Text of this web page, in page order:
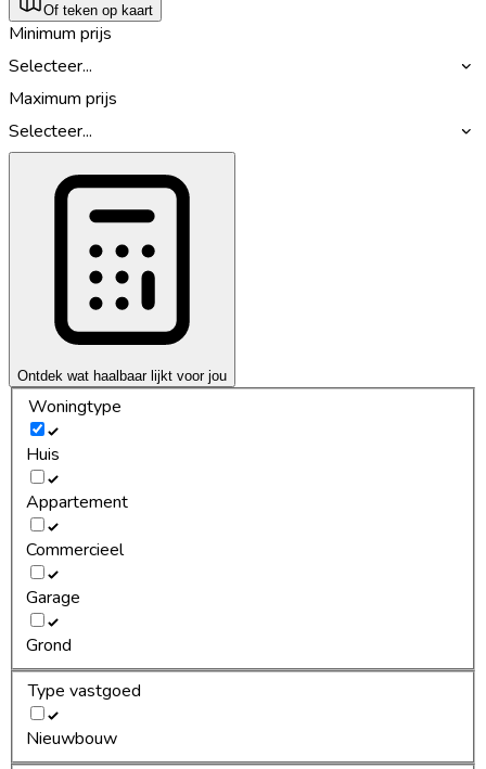
Of teken op kaart
Minimum prijs
Selecteer...
Maximum prijs
Selecteer...
Ontdek wat haalbaar lijkt voor jou
Woningtype
Huis
Appartement
Commercieel
Garage
Grond
Type vastgoed
Nieuwbouw